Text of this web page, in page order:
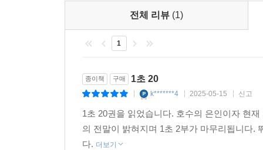
전체 리뷰 (1)
1
종이책 구매 1초 20
k*******4 2025-05-15 신고
1초 20권을 읽었습니다. 호수의 은인이자 현
의 전말이 밝혀지며 1초 2부가 마무리됩니다.
다. 더보기